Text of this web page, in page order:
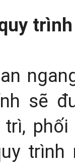
sẽ
trì,